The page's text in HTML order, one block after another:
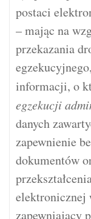
postaci
– mając na
przekazania
informacji, o
egzekucji
danych
zapewnienie
dokumentów
elektronicznej
zapewniający